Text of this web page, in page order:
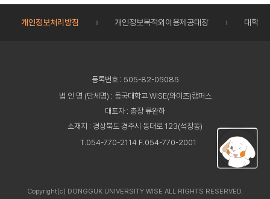
개인정보처리방침 개인정보목적외이용제공대장 대학정
등록번호 : 505-82-06086
법 인 명 (단체명) : 동국대학교 WISE(와이즈)캠퍼스
대표자 : 총장 류완하
소재지 : 경상북도 경주시 동대로 123(석장동)
T.054-770-2114 F.054-770-2001
Copyright(c) DONGGUK UNIVERSITY WISE ALL RIGHTS RESERVED.